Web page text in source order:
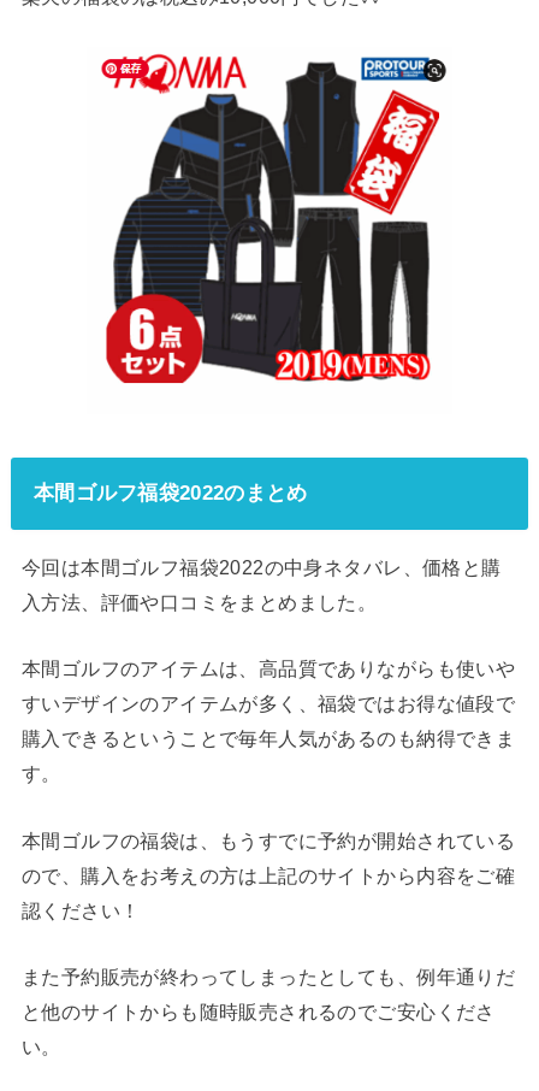
本間ゴルフ福袋2022のまとめ
今回は本間ゴルフ福袋2022の中身ネタバレ、価格と購
入方法、評価や口コミをまとめました。
本間ゴルフのアイテムは、高品質でありながらも使いや
すいデザインのアイテムが多く、福袋ではお得な値段で
購入できるということで毎年人気があるのも納得できま
す。
本間ゴルフの福袋は、もうすでに予約が開始されている
ので、購入をお考えの方は上記のサイトから内容をご確
認ください！
また予約販売が終わってしまったとしても、例年通りだ
と他のサイトからも随時販売されるのでご安心くださ
い。